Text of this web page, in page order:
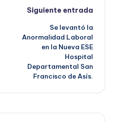
Siguiente entrada
Se levantó la
Anormalidad Laboral
en la Nueva ESE
Hospital
Departamental San
Francisco de Asís.